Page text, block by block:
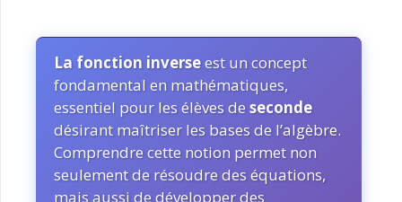
La fonction inverseest un concept
fondamental en mathématiques,
essentiel pour les élèves deseconde
désirant maîtriser les bases de l’algèbre.
Comprendre cette notion permet non
seulement de résoudre des équations,
mais aussi de développer des